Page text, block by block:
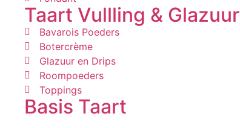
Taart Vullling & Glazuur
Bavarois Poeders
Botercrème
Glazuur en Drips
Roompoeders
Toppings
Basis Taart